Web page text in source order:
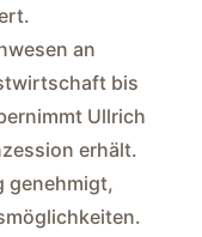
an
bis
Ullrich
erhält.
genehmigt,